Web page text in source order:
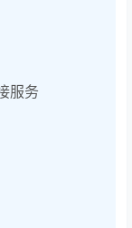
服务